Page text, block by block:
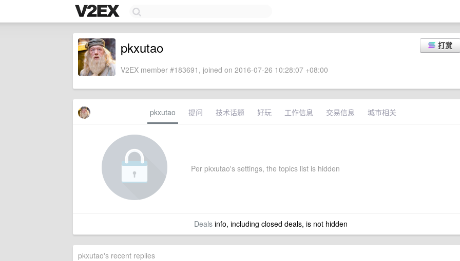
打赏
pkxutao
V2EX member #183691, joined on 2016-07-26 10:28:07 +08:00
pkxutao 提问 技术话题 好玩 工作信息 交易信息 城市相关
Per pkxutao's settings, the topics list is hidden
Dealsinfo, including closed deals, is not hidden
pkxutao's recent replies